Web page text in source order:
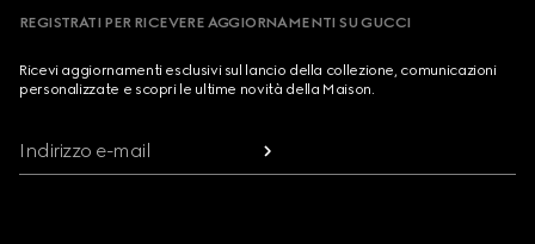
REGISTRATI PER RICEVERE AGGIORNAMENTI SU GUCCI
Ricevi aggiornamenti esclusivi sul lancio della collezione, comunicazioni
personalizzate e scopri le ultime novità della Maison.
Indirizzo e-mail